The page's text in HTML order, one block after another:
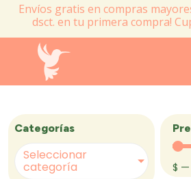
Envíos gratis en compras
dsct. en tu primera compra!
Categorías
Seleccionar
categoría $ —